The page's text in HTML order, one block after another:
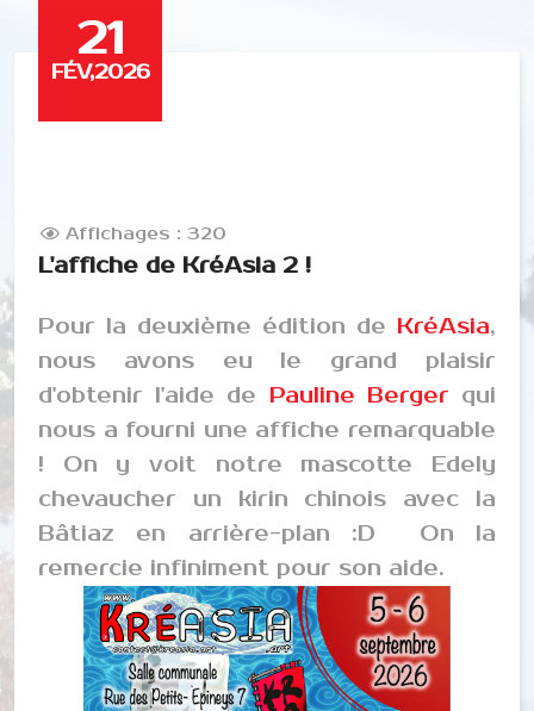
21
FÉV,2026
Affichages : 320
L'affiche de KréAsia 2 !
Pour la deuxième édition de KréAsia,
nous avons eu le grand plaisir
d'obtenir l'aide de Pauline Berger qui
nous a fourni une affiche remarquable
! On y voit notre mascotte Edely
chevaucher un kirin chinois avec la
Bâtiaz en arrière-plan :D On la
remercie infiniment pour son aide.